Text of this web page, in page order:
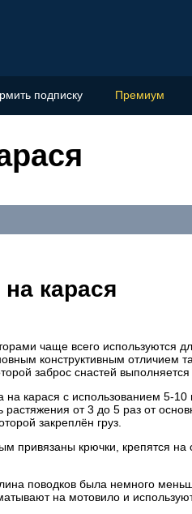
подписку Премиум
карася
чаще всего используются
конструктивным отличием
заброс снастей выполняется
на карася с использованием 5-
от 3 до 5 раз от
закреплён груз.
привязаны крючки, крепятся
поводков была немного
на мотовило и